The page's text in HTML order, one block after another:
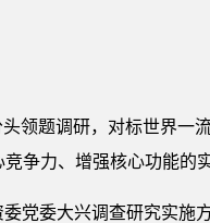
领题调研，对标世界一
争力、增强核心功能的实
党委大兴调查研究实施